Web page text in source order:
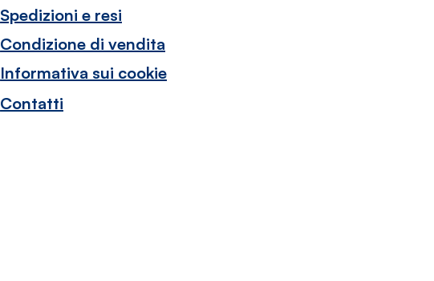
Spedizioni e resi
Condizione di vendita
Informativa sui cookie
Contatti